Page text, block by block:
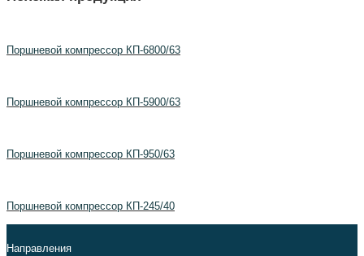
Поршневой компрессор КП-6800/63
Поршневой компрессор КП-5900/63
Поршневой компрессор КП-950/63
Поршневой компрессор КП-245/40
Направления